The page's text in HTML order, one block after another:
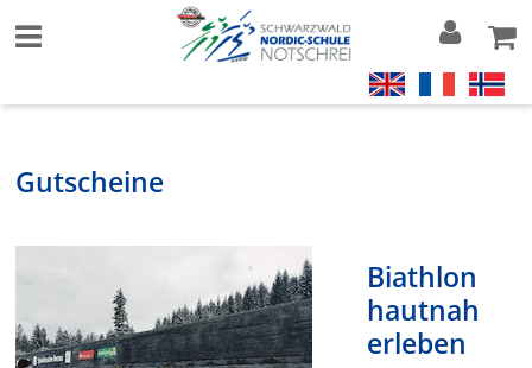
Gutscheine
Biathlon
hautnah
erleben